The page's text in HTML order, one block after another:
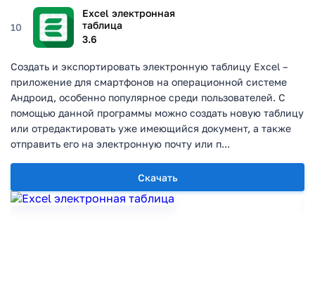
10
Excel электронная
таблица
3.6
Скачать
Создать и экспортировать электронную таблицу Excel –
приложение для смартфонов на операционной системе
Андроид, особенно популярное среди пользователей. С
помощью данной программы можно создать новую таблицу
или отредактировать уже имеющийся документ, а также
отправить его на электронную почту или п...